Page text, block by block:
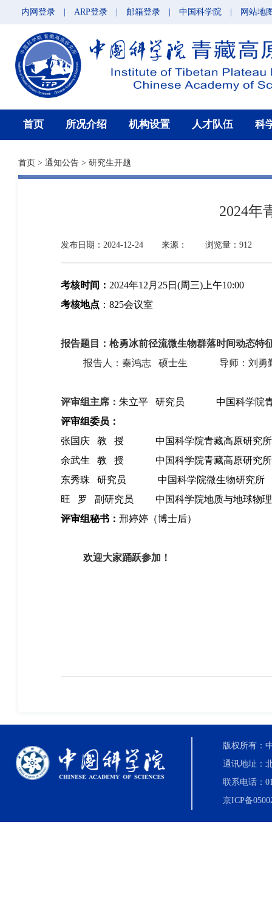
内网登录 ARP登录 邮箱登录 中国科学院 网站地
首页 所况介绍 机构设置 人才队伍 科
首页 > 通知公告 > 研究生开题
2024年
发布日期：2024-12-24 来源： 浏览量：912
考核时间： 2024年12月25日(周三)上午10:00
考核地点 ：825会议室
报告题目：枪勇冰前径流微生物群落时间动态特
报告人：秦鸿志 硕士生 导师：刘勇
评审组主席： 朱立平 研究员 中国科学院青
评审组委员：
张国庆 教 授 中国科学院青藏高原研究所
余武生 教 授 中国科学院青藏高原研究所
东秀珠 研究员 中国科学院微生物研究所
旺 罗 副研究员 中国科学院地质与地球物理
评审组秘书： 邢婷婷（博士后）
欢迎大家踊跃参加！
版权所有：
通讯地址：
联系电话：
京ICP备